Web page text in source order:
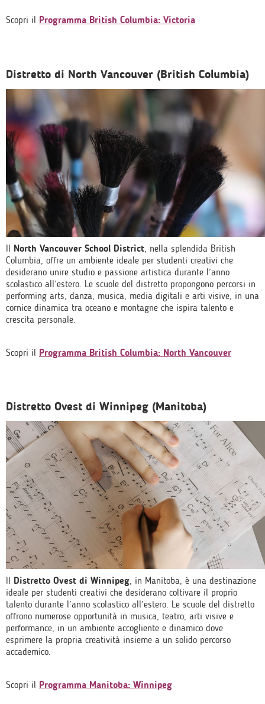
Scopri il Programma British Columbia: Victoria
Distretto di North Vancouver (British Columbia)
Il North Vancouver School District , nella splendida British
Columbia, offre un ambiente ideale per studenti creativi che
desiderano unire studio e passione artistica durante l’anno
scolastico all’estero. Le scuole del distretto propongono percorsi in
performing arts, danza, musica, media digitali e arti visive, in una
cornice dinamica tra oceano e montagne che ispira talento e
crescita personale.
Scopri il Programma British Columbia: North Vancouver
Distretto Ovest di Winnipeg (Manitoba)
Il Distretto Ovest di Winnipeg, in Manitoba, è una destinazione
ideale per studenti creativi che desiderano coltivare il proprio
talento durante l’anno scolastico all’estero. Le scuole del distretto
offrono numerose opportunità in musica, teatro, arti visive e
performance, in un ambiente accogliente e dinamico dove
esprimere la propria creatività insieme a un solido percorso
accademico.
Scopri il Programma Manitoba: Winnipeg